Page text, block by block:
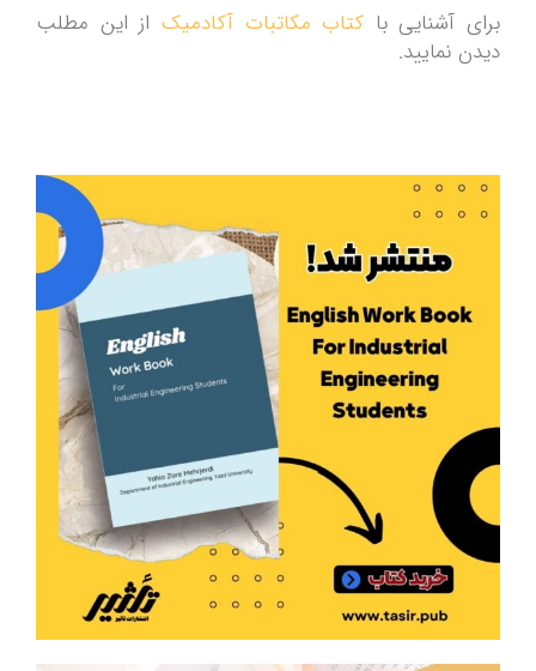
برای آشنایی با کتاب مکاتبات آکادمیک از این مطلب
دیدن نمایید.